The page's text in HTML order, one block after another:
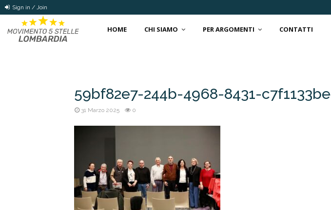
Sign in / Join
HOME CHI SIAMO PER ARGOMENTI CONTATTI
59bf82e7-244b-4968-8431-
31 Marzo 2025 0